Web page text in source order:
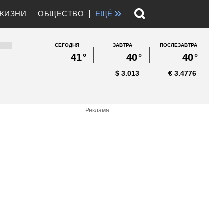
ОБЩЕСТВО ЕЩЁ »
СЕГОДНЯ
41°
ЗАВТРА
40°
ПОСЛЕЗАВТРА
40°
3.013
$ 3.4776
€
Реклама